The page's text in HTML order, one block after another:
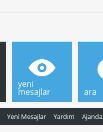
Yeni Mesajlar Yardım Ajanda
yeni
mesajlar ara